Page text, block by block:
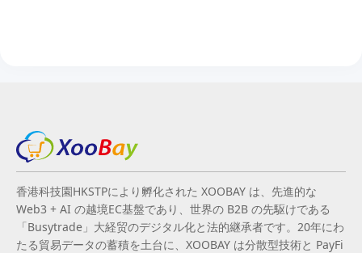
香港科技園HKSTPにより孵化された XOOBAY は、先進的な
Web3 + AI の越境EC基盤であり、世界の B2B の先駆けである
「Busytrade」大経贸のデジタル化と法的継承者です。20年にわ
たる貿易データの蓄積を土台に、XOOBAY は分散型技術と PayFi